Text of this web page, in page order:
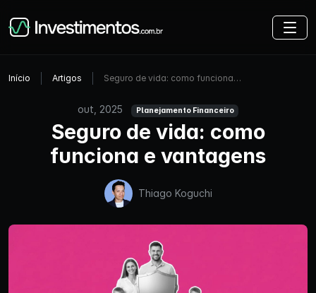
Início Artigos Seguro de vida: como funciona…
out, 2025 Planejamento Financeiro
Seguro de vida: como
funciona e vantagens
Thiago Koguchi